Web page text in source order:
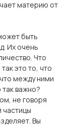
материю от
быть
Их очень
Что
это то, что
между ними
важно?
не говоря
частицы
Вы